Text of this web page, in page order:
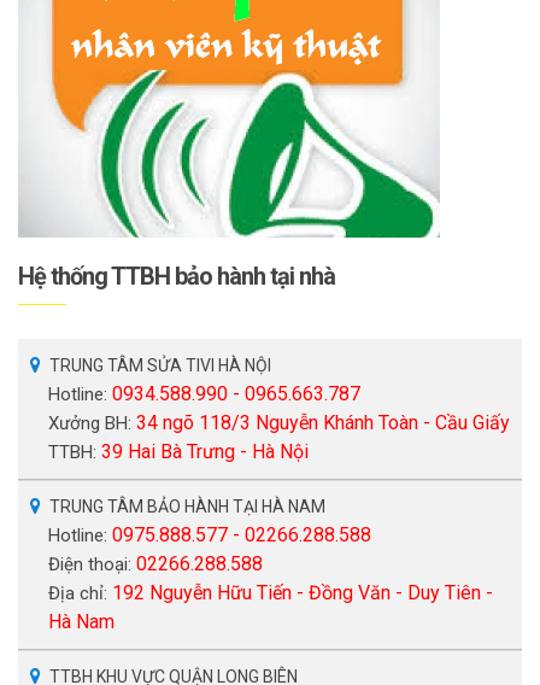
Hệ thống TTBH bảo hành tại nhà
TRUNG TÂM SỬA TIVI HÀ NỘI
Hotline: 0934.588.990 - 0965.663.787
Xưởng BH: 34 ngõ 118/3 Nguyễn Khánh Toàn - Cầu Giấy
TTBH: 39 Hai Bà Trưng - Hà Nội
TRUNG TÂM BẢO HÀNH TẠI HÀ NAM
Hotline: 0975.888.577 - 02266.288.588
Điện thoại: 02266.288.588
Địa chỉ: 192 Nguyễn Hữu Tiến - Đồng Văn - Duy Tiên -
Hà Nam
TTBH KHU VỰC QUẬN LONG BIÊN